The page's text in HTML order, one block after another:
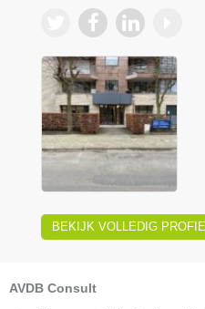
BEKIJK VOLLEDIG
AVDB Consult